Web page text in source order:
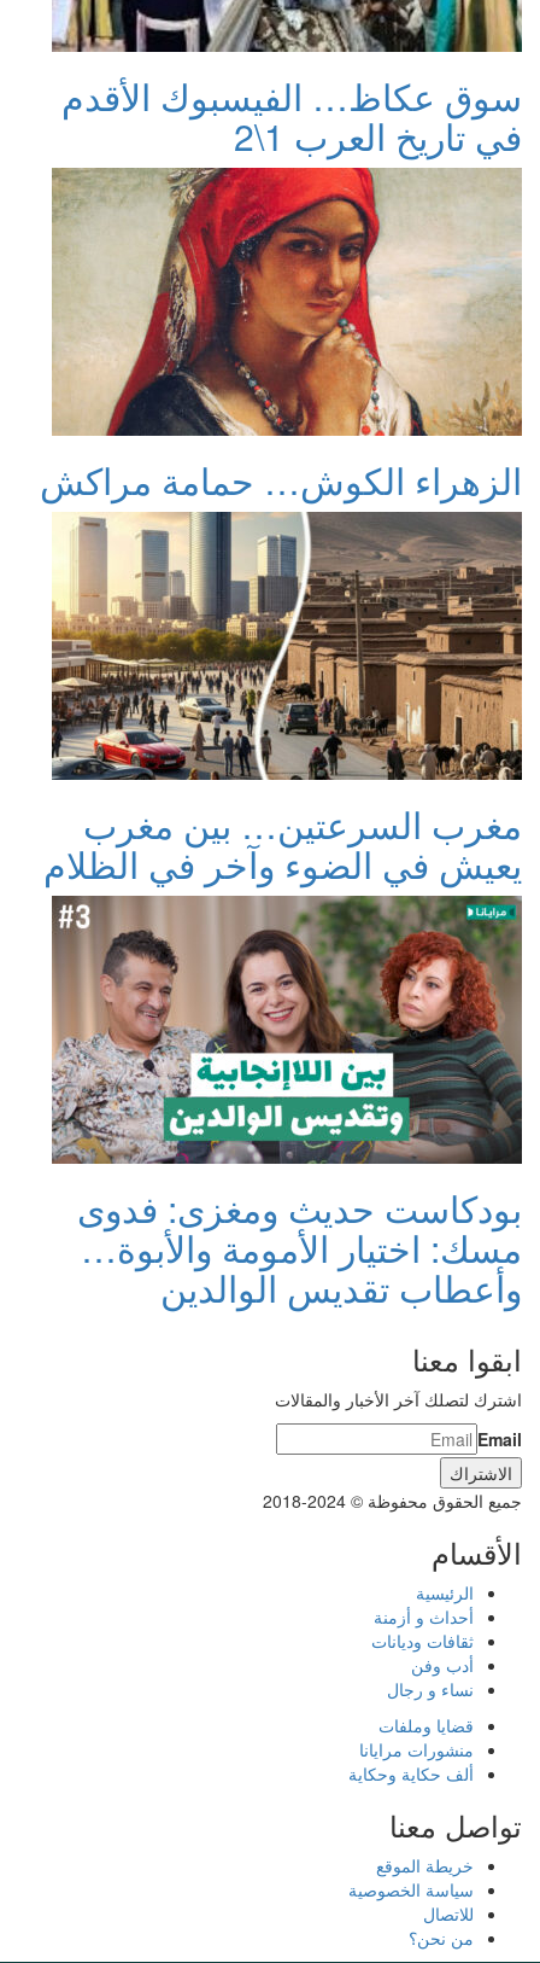
سوق عكاظ… الفيسبوك الأقدم
في تاريخ العرب 1\2
الزهراء الكوش… حمامة مراكش
مغرب السرعتين… بين مغرب
يعيش في الضوء وآخر في الظلام
بودكاست حديث ومغزى: فدوى
مسك: اختيار الأمومة والأبوة…
وأعطاب تقديس الوالدين
ابقوا معنا
اشترك لتصلك آخر الأخبار والمقالات
Email
جميع الحقوق محفوظة © 2024-2018
الأقسام
الرئيسية
أحداث و أزمنة
ثقافات وديانات
أدب وفن
نساء و رجال
قضايا وملفات
منشورات مرايانا
ألف حكاية وحكاية
تواصل معنا
خريطة الموقع
سياسة الخصوصية
للاتصال
من نحن؟